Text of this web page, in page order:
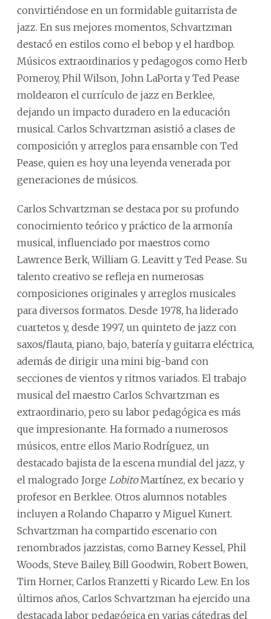
convirtiéndose en un formidable guitarrista de
jazz. En sus mejores momentos, Schvartzman
destacó en estilos como el bebop y el hardbop.
Músicos extraordinarios y pedagogos como Herb
Pomeroy, Phil Wilson, John LaPorta y Ted Pease
moldearon el currículo de jazz en Berklee,
dejando un impacto duradero en la educación
musical. Carlos Schvartzman asistió a clases de
composición y arreglos para ensamble con Ted
Pease, quien es hoy una leyenda venerada por
generaciones de músicos.
Carlos Schvartzman se destaca por su profundo
conocimiento teórico y práctico de la armonía
musical, influenciado por maestros como
Lawrence Berk, William G. Leavitt y Ted Pease. Su
talento creativo se refleja en numerosas
composiciones originales y arreglos musicales
para diversos formatos. Desde 1978, ha liderado
cuartetos y, desde 1997, un quinteto de jazz con
saxos/flauta, piano, bajo, batería y guitarra eléctrica,
además de dirigir una mini big-band con
secciones de vientos y ritmos variados. El trabajo
musical del maestro Carlos Schvartzman es
extraordinario, pero su labor pedagógica es más
que impresionante. Ha formado a numerosos
músicos, entre ellos Mario Rodríguez, un
destacado bajista de la escena mundial del jazz, y
el malogrado Jorge LobitoMartínez, ex becario y
profesor en Berklee. Otros alumnos notables
incluyen a Rolando Chaparro y Miguel Kunert.
Schvartzman ha compartido escenario con
renombrados jazzistas, como Barney Kessel, Phil
Woods, Steve Bailey, Bill Goodwin, Robert Bowen,
Tim Horner, Carlos Franzetti y Ricardo Lew. En los
últimos años, Carlos Schvartzman ha ejercido una
destacada labor pedagógica en varias cátedras del